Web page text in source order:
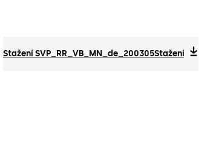
Stažení SVP_RR_VB_MN_de_200305Stažení